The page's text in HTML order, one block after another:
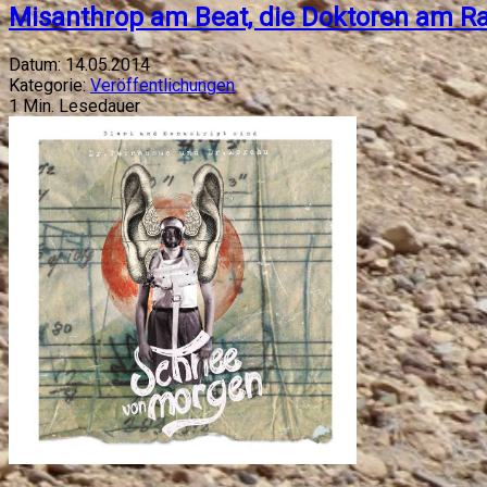
Misanthrop am Beat, die Doktoren am
Datum: 14.05.2014
Kategorie: Veröffentlichungen
1Min. Lesedauer